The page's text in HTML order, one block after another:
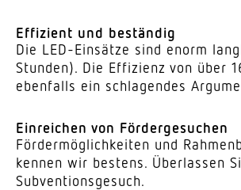
Effi­zient und beständig
Die LED-Einsätze sind enorm
Stunden). Die Effi­zienz von über
eben­falls ein schla­gendes
Einreichen von Fördergesuchen
Förder­mög­lich­keiten und
kennen wir bestens. Über­lassen
Subventionsgesuch.